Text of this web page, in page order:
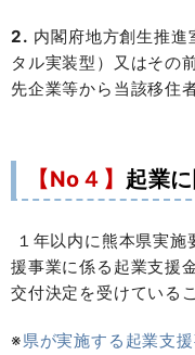
2. 内閣府地方創生推進
タル実装型）又はその
先企業等から当該移住
【No４】 起業
１年以内に熊本県実
援事業に係る起業支援
交付決定を受けているこ
※県が実施する起業支